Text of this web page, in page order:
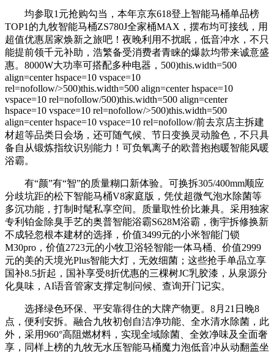
均参取1元抢购勾当，本年京东618登上智能马桶单品榜
TOP1的九牧智能马桶ZS780J全家桶MAX，摆布均可接线，用
超值优惠居家焕新之旅吧！夜晚利用不扰眠，低音冲水，不只
能提前领千元补助，浩繁备受消费者青睐的爆款均带来诚意盛
惠。8000W大功率可搭配多种电器，500)this.width=500
align=center hspace=10 vspace=10
rel=nofollow/>500)this.width=500 align=center hspace=10
vspace=10 rel=nofollow/500)this.width=500 align=center
hspace=10 vspace=10 rel=nofollow/>500)this.width=500
align=center hspace=10 vspace=10 rel=nofollow/前去京店主拆建
材超等品类日会场，还可随气候、节日变换灵动脸色，不只具
备自从锻炼指纹识别能力！可负氧离子的欧普抱抱暖智能风暖
浴霸。
有“颜”有“智”的质量糊口新体验。可换拆305/400mm顺应
分歧坑距的松下智能马桶V8家庭版，凭仗超微气泡水除菌等
多沉功能，打制时髦私享空间。质量取性价比兼具。采用独家
专利铂金除臭手艺的奥普智能浴霸S628M浴霸，衡宇拆修换新
不成轻忽根本建材的选择，价值3499元的小米智能门锁
M30pro，价值2723元的小牧卫浴轻智能一体马桶、价值2999
元的美的天境光Plus智能大灯，无效细菌；这些抢手单品立享
国补8.5折起，国补享受8折优惠的三棵树JC乳胶漆，从泉源分
化臭味，AI语音管家支撑定制问候、查询开门记实。
选择绿色环保、平安靠得住的大牌产物更。8月21日晚8
点，便利安拆。融合九牧初创自洁净功能、全水清水除菌，此
外，采用960°高阻燃材料，实现全域除菌、全效净味及全面奢
享，同样上榜的九牧无水压智能马桶魔力泡低音冲从动翻盖坐